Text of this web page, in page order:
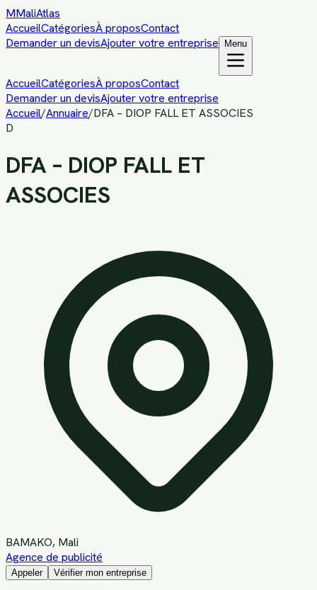
MMaliAtlas
AccueilCatégoriesÀ proposContact
Demander un devisAjouter votre entreprise Menu
AccueilCatégoriesÀ proposContact
Demander un devisAjouter votre entreprise
Accueil/Annuaire/DFA – DIOP FALL ET ASSOCIES
D
DFA – DIOP FALL ET
ASSOCIES
BAMAKO, Mali
Agence de publicité
Appeler Vérifier mon entreprise